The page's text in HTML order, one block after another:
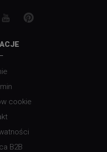
cookie
B2B